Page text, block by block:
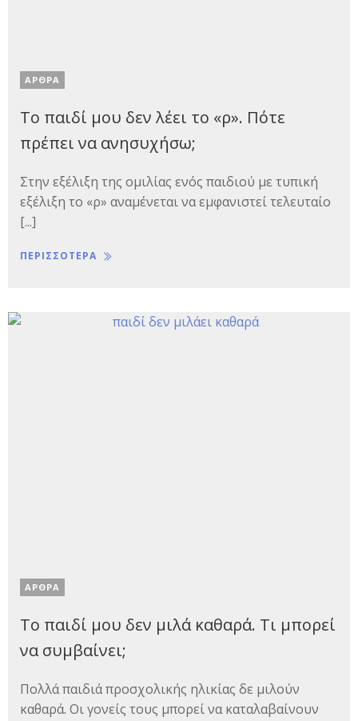
ΑΡΘΡΑ
Το παιδί μου δεν λέει το «ρ». Πότε
πρέπει να ανησυχήσω;
Στην εξέλιξη της ομιλίας ενός παιδιού με τυπική
εξέλιξη το «ρ» αναμένεται να εμφανιστεί τελευταίο
[...]
ΠΕΡΙΣΣΟΤΕΡΑ
ΑΡΘΡΑ
Το παιδί μου δεν μιλά καθαρά. Τι μπορεί
να συμβαίνει;
Πολλά παιδιά προσχολικής ηλικίας δε μιλούν
καθαρά. Οι γονείς τους μπορεί να καταλαβαίνουν